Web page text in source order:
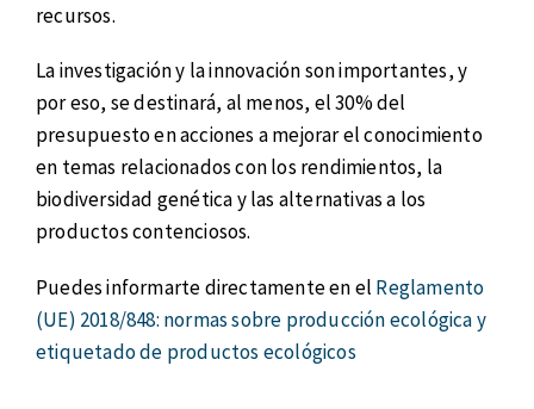
recursos.
La investigación y la innovación son importantes, y
por eso, se destinará, al menos, el 30% del
presupuesto en acciones a mejorar el conocimiento
en temas relacionados con los rendimientos, la
biodiversidad genética y las alternativas a los
productos contenciosos.
Puedes informarte directamente en el Reglamento
(UE) 2018/848: normas sobre producción ecológica y
etiquetado de productos ecológicos